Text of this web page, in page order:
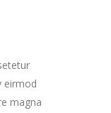
eirmod
magna